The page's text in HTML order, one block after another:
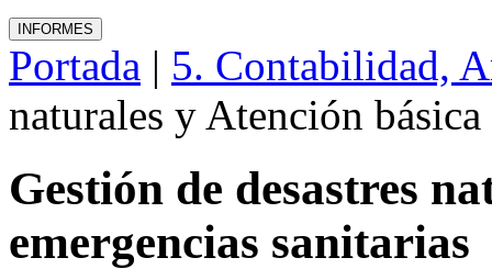
Portada | 5. Contabilidad,
naturales y Atención
Gestión de desastres
emergencias sanitarias